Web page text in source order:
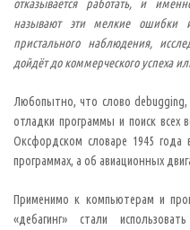
отказывается работать, и
называют эти мелкие ошибки
пристального наблюдения,
дойдёт до коммерческого успеха
Любопытно, что слово
отладки программы и поиск всех
Оксфордском словаре 1945
программах, а об авиационных
Применимо к компьютерам и
«дебагинг» стали
п
о
б
й
п
о
в
т
о
р
т
ь
э